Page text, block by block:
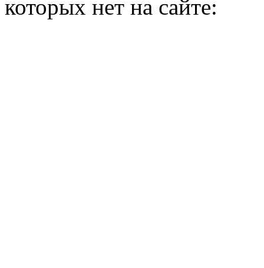
которых нет на сайте: